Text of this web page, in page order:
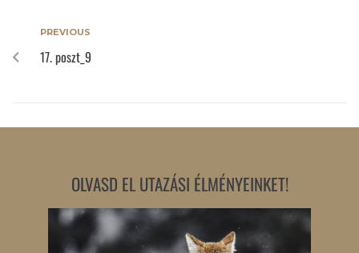
PREVIOUS
17. poszt_9
OLVASD EL UTAZÁSI ÉLMÉNYEINKET!